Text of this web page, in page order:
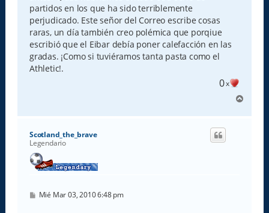
partidos en los que ha sido terriblemente
perjudicado. Este señor del Correo escribe cosas
raras, un día también creo polémica que porqiue
escribió que el Eibar debía poner calefacción en las
gradas. ¡Como si tuviéramos tanta pasta como el
Athletic!.
0x
r
Scotland_the_brave
Legendario
M
Mié Mar 03, 2010 6:48 pm